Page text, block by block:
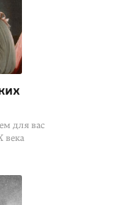
для вас
века